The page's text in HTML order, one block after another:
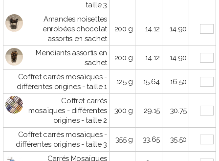
taille 3
Amandes noisettes
enrobées chocolat
assortis en sachet
200 g 14.12 14.90
Mendiants assortis en
sachet
200 g 14.12 14.90
Coffret carrés mosaïques -
différentes origines - taille 1
125 g 15.64 16.50
Coffret carrés
mosaïques - différentes
origines - taille 2
300 g 29.15 30.75
Coffret carrés mosaïques -
différentes origines - taille 3
355 g 33.65 35.50
Carrés Mosaïques